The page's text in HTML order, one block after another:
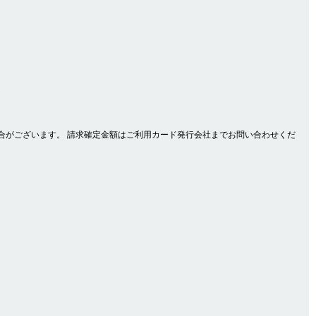
ございます。 請求確定金額はご利用カード発行会社までお問い合わせくだ